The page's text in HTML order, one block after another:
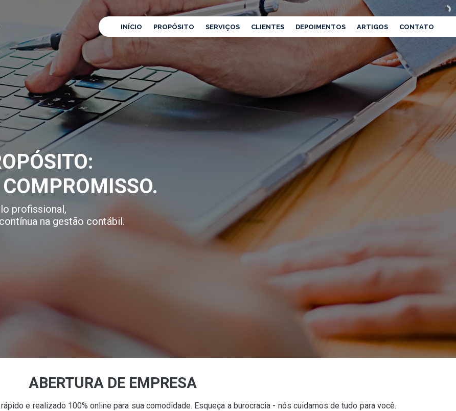
INÍCIO PROPÓSITO SERVIÇOS CLIENTES DEPOIMENTOS ARTIGOS CONTATO
profissional,
na gestão contábil.
ABERTURA DE EMPRESA
e realizado 100% online para sua comodidade. Esqueça a burocracia - nós cuidamos de tudo para você.